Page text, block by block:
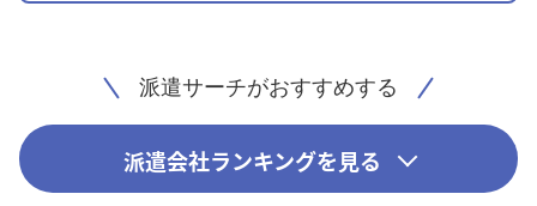
派遣サーチがおすすめする
派遣会社ランキングを見る